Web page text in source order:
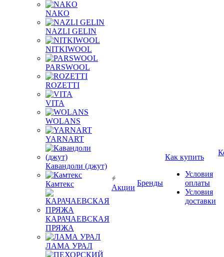
NAKO
NAZLI GELIN
NITKIWOOL
PARSWOOL
ROZETTI
VITA
WOLANS
YARNART
Кавандоли (джут)
Камтекс
КАРАЧАЕВСКАЯ
ПРЯЖА
ЛАМА УРАЛ
Акции
Бренды
Как купить
Условия
оплаты
Условия
доставки